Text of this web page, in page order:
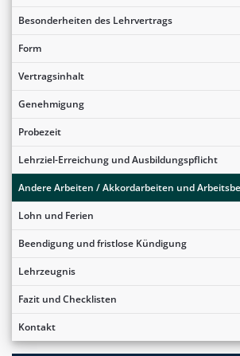
Besonderheiten des Lehrvertrags
Form
Vertragsinhalt
Genehmigung
Probezeit
Lehrziel-Erreichung und Ausbildungspflicht
Andere Arbeiten / Akkordarbeiten und
Lohn und Ferien
Beendigung und fristlose Kündigung
Lehrzeugnis
Fazit und Checklisten
Kontakt